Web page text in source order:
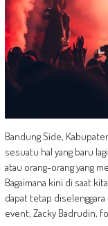
Bandung Side,
sesuatu hal yang baru
atau orang-orang yang
Bagaimana kini di saat
dapat tetap
event, Zacky Badrudin,